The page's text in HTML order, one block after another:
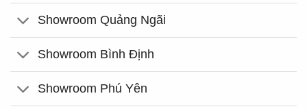
Showroom Quảng Ngãi
Showroom Bình Định
Showroom Phú Yên